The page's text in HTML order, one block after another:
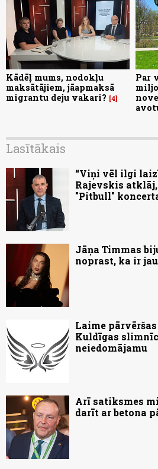
Kādēļ mums, nodokļu
maksātājiem, jāapmaksā
migrantu deju vakari? 4
Par
Lasītākais
“Viņi vēl ilgi
Rajevskis
"Pitbull"
Jāņa Timmas
noprast, ka ir
Laime
Kuldīgas
neiedomājamu
Arī satiksmes
darīt ar betona